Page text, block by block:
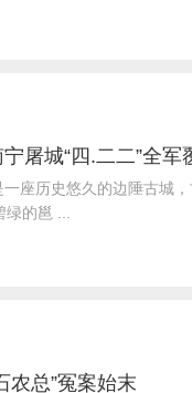
屠城“四.二二”全军
一座历史悠久的边陲古城
的邕 ...
农总”冤案始末